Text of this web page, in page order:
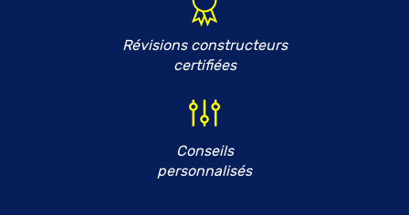
Révisions constructeurs
certifiées
Conseils
personnalisés